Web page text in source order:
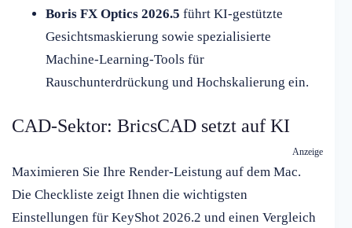
Boris FX Optics 2026.5 führt KI-gestützte
Gesichtsmaskierung sowie spezialisierte
Machine-Learning-Tools für
Rauschunterdrückung und Hochskalierung ein.
CAD-Sektor: BricsCAD setzt auf KI
Anzeige
Maximieren Sie Ihre Render-Leistung auf dem Mac.
Die Checkliste zeigt Ihnen die wichtigsten
Einstellungen für KeyShot 2026.2 und einen Vergleich